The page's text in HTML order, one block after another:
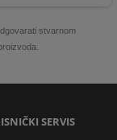
stvarnom
SERVIS